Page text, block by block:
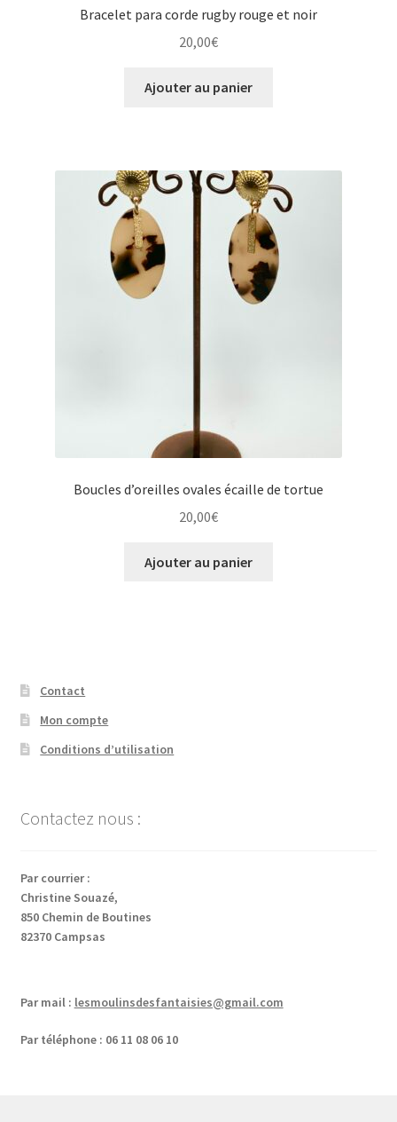
Bracelet para corde rugby rouge et noir
20,00€
Ajouter au panier
Boucles d’oreilles ovales écaille de tortue
20,00€
Ajouter au panier
Contact
Mon compte
Conditions d’utilisation
Contactez nous :
Par courrier :
Christine Souazé,
850 Chemin de Boutines
82370 Campsas
Par mail : lesmoulinsdesfantaisies@gmail.com
Par téléphone : 06 11 08 06 10